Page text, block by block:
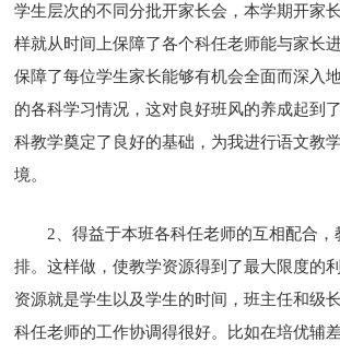
学生层次的不同分批开家长会，本学期开家
样就从时间上保障了各个科任老师能与家长
保障了每位学生家长能够有机会全面而深入
的各科学习情况，这对良好班风的养成起到
科教学奠定了良好的基础，为我进行语文教
境。
2、得益于本班各科任老师的互相配合，
排。这样做，使教学资源得到了最大限度的
资源就是学生以及学生的时间，班主任和级
科任老师的工作协调得很好。比如在培优辅